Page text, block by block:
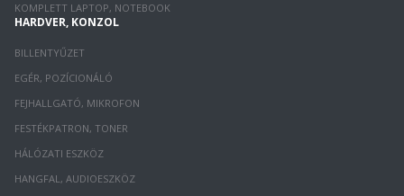
KOMPLETT LAPTOP, NOTEBOOK
HARDVER, KONZOL
BILLENTYŰZET
EGÉR, POZÍCIONÁLÓ
FEJHALLGATÓ, MIKROFON
FESTÉKPATRON, TONER
HÁLÓZATI ESZKÖZ
HANGFAL, AUDIOESZKÖZ